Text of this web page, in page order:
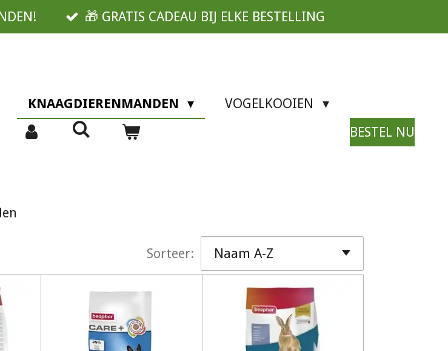
🎁 GRATIS CADEAU BIJ ELKE BESTELLING
KNAAGDIERENMANDEN
VOGELKOOIEN
BESTEL NU
Sorteer: